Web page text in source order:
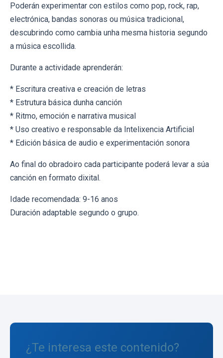
Poderán experimentar con estilos como pop, rock, rap,
electrónica, bandas sonoras ou música tradicional,
descubrindo como cambia unha mesma historia segundo
a música escollida.
Durante a actividade aprenderán:
* Escritura creativa e creación de letras
* Estrutura básica dunha canción
* Ritmo, emoción e narrativa musical
* Uso creativo e responsable da Intelixencia Artificial
* Edición básica de audio e experimentación sonora
Ao final do obradoiro cada participante poderá levar a súa
canción en formato dixital.
Idade recomendada: 9-16 anos
Duración adaptable segundo o grupo.
¿Te interesa este contenido?